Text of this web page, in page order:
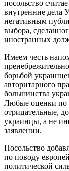
посольство
внутренние дела
негативным
выбора,
иностранных
Имеем честь
борьбой
авторитарного
большинства
Любые оценки по
отрицательные,
украинцы, а не
заявлении.
Посольство
по поводу
политической